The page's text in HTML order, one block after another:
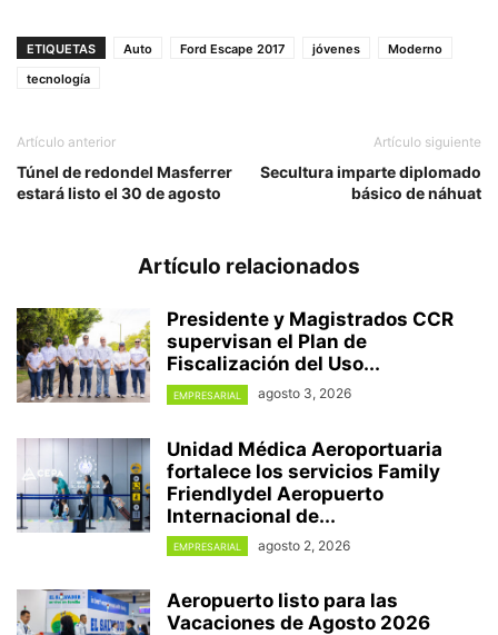
ETIQUETAS Auto Ford Escape 2017 jóvenes
Moderno
tecnología
Artículo anterior
Túnel de redondel Masferrer
estará listo el 30 de agosto
Artículo siguiente
Secultura imparte diplomado
básico de náhuat
Artículo relacionados
Presidente y Magistrados CCR
supervisan el Plan de
Fiscalización del Uso...
EMPRESARIAL agosto 3, 2026
Unidad Médica Aeroportuaria
fortalece los servicios Family
Friendlydel Aeropuerto
Internacional de...
EMPRESARIAL agosto 2, 2026
Aeropuerto listo para las
Vacaciones de Agosto 2026